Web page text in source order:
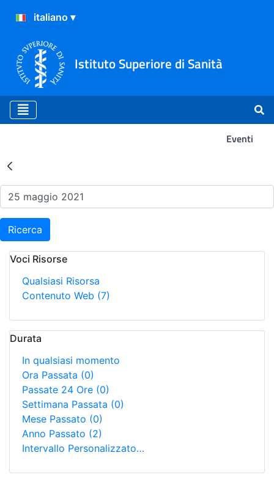
Istituto Superiore di Sanità
Eventi
Risultati della Ricerca -
Ricerca
Voci Risorse
Qualsiasi Risorsa
Contenuto Web (7)
Durata
In qualsiasi momento
Ora Passata (0)
Passate 24 Ore (0)
Settimana Passata (0)
Mese Passato (0)
Anno Passato (2)
Intervallo Personalizzato…